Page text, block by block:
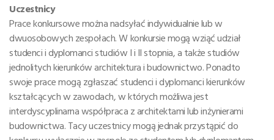
Uczestnicy
Prace konkursowe można nadsyłać indywidualnie lub w
dwuosobowych zespołach. W konkursie mogą wziąć udział
studenci i dyplomanci studiów I i II stopnia, a także studiów
jednolitych kierunków architektura i budownictwo. Ponadto
swoje prace mogą zgłaszać studenci i dyplomanci kierunków
kształcących w zawodach, w których możliwa jest
interdyscyplinarna współpraca z architektami lub inżynierami
budownictwa. Tacy uczestnicy mogą jednak przystąpić do